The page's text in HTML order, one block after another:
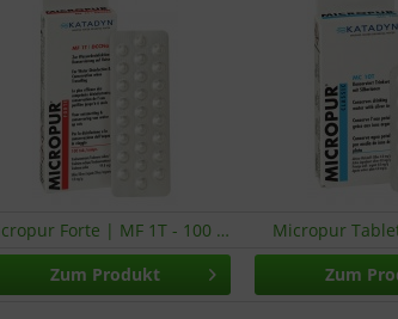
Micropur Forte | MF 1T - 100 Stk. Micropur
Zum Produkt Zum